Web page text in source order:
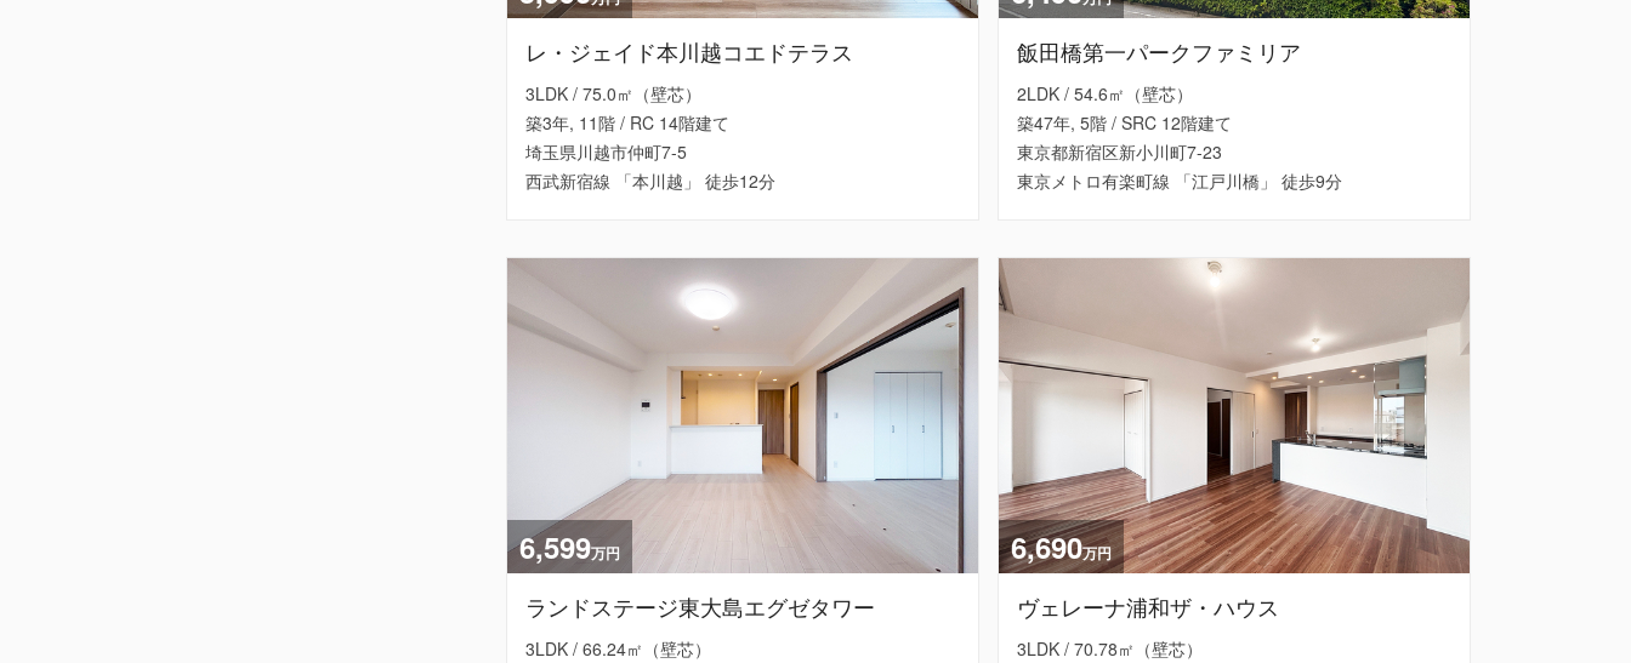
レ・ジェイド本川越コエドテラス
3LDK / 75.0㎡（壁芯）
築3年, 11階 / RC 14階建て
埼玉県川越市仲町7-5
西武新宿線 「本川越」 徒歩12分
飯田橋第一パークファミリア
2LDK / 54.6㎡（壁芯）
築47年, 5階 / SRC 12階建て
東京都新宿区新小川町7-23
東京メトロ有楽町線 「江戸川橋」 徒歩9分
6,599万円
ランドステージ東大島エグゼタワー
3LDK / 66.24㎡（壁芯）
6,690万円
ヴェレーナ浦和ザ・ハウス
3LDK / 70.78㎡（壁芯）